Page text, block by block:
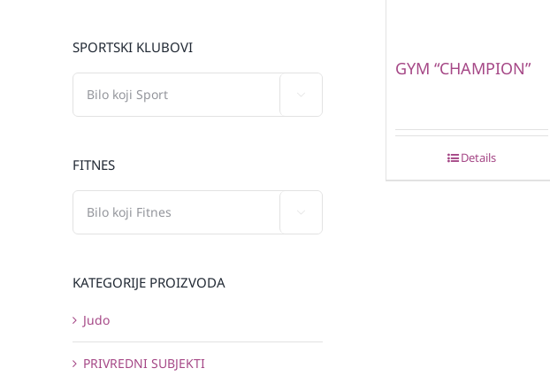
GYM “CHAMPION”
Details
SPORTSKI KLUBOVI
FITNES
KATEGORIJE PROIZVODA
Judo
PRIVREDNI SUBJEKTI